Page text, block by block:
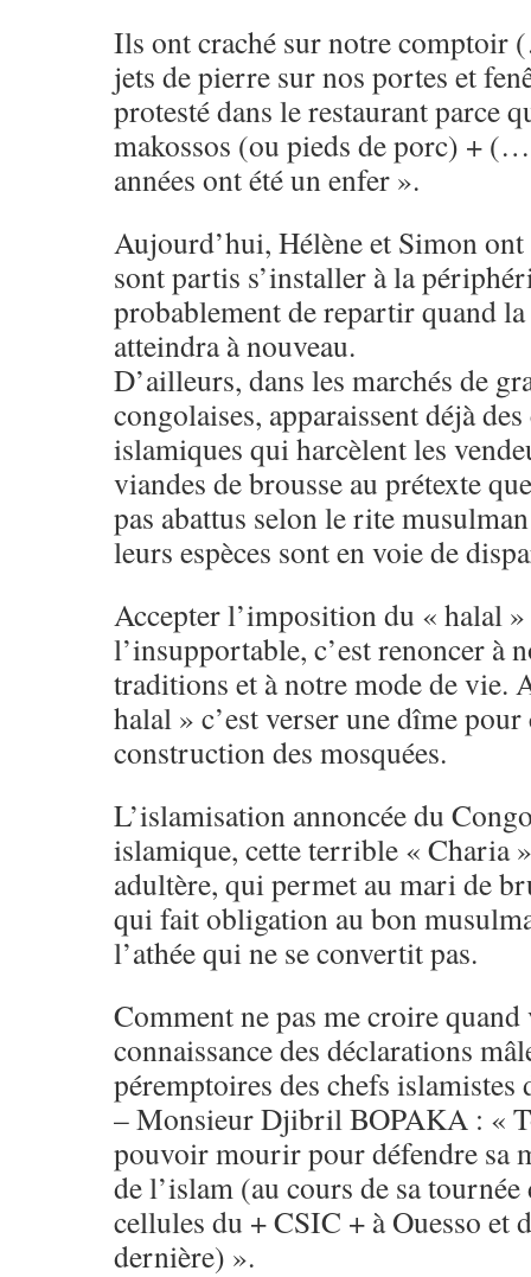
Ils ont craché sur notre comptoir
jets de pierre sur nos portes et
protesté dans le restaurant parce
makossos (ou pieds de porc) +
années ont été un enfer ».
Aujourd’hui, Hélène et Simon
sont partis s’installer à la
probablement de repartir quand
atteindra à nouveau.
D’ailleurs, dans les marchés de
congolaises, apparaissent déjà
islamiques qui harcèlent les
viandes de brousse au prétexte
pas abattus selon le rite
leurs espèces sont en voie de
Accepter l’imposition du « halal »
l’insupportable, c’est renoncer à
traditions et à notre mode de vie.
halal » c’est verser une dîme
construction des mosquées.
L’islamisation annoncée du
islamique, cette terrible « Charia
adultère, qui permet au mari de
qui fait obligation au bon
l’athée qui ne se convertit pas.
Comment ne pas me croire quand
connaissance des déclarations
péremptoires des chefs islamistes
– Monsieur Djibril BOPAKA : «
pouvoir mourir pour défendre sa
de l’islam (au cours de sa
cellules du + CSIC + à Ouesso et
dernière) ».